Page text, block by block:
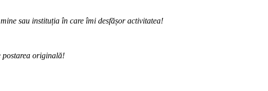
sau instituția în care îmi desfășor activitatea!
postarea originală!